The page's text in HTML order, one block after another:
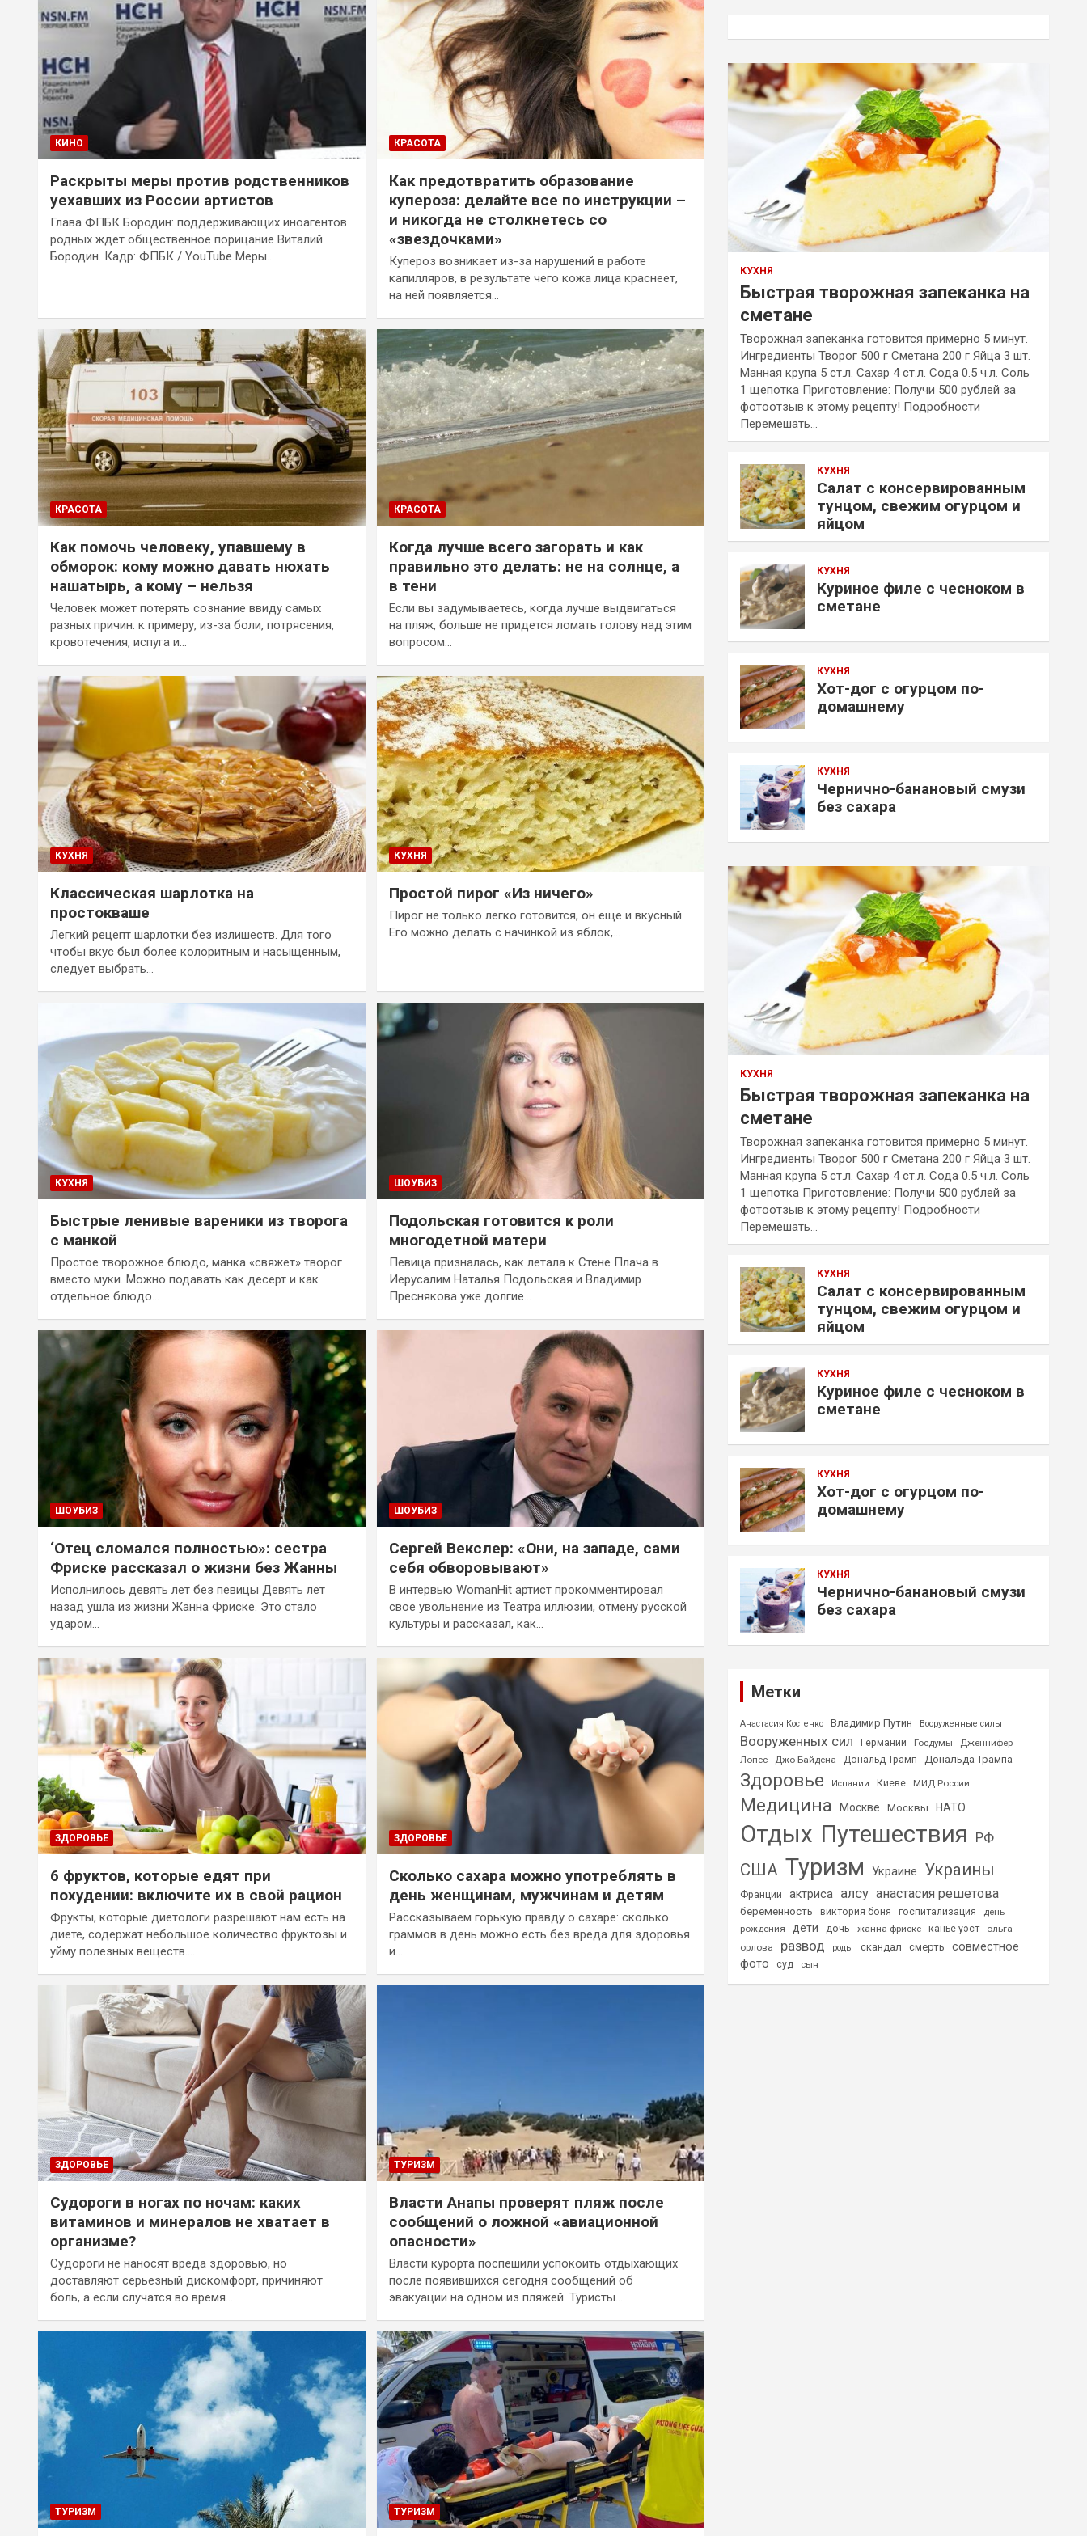
КИНО
Раскрыты меры против родственников
уехавших из России артистов
Глава ФПБК Бородин: поддерживающих иноагентов
родных ждет общественное порицание Виталий
Бородин. Кадр: ФПБК / YouTube Меры…
КРАСОТА
Как предотвратить образование
купероза: делайте все по инструкции –
и никогда не столкнетесь со
«звездочками»
Купероз возникает из-за нарушений в работе
капилляров, в результате чего кожа лица краснеет,
на ней появляется…
КРАСОТА
Как помочь человеку, упавшему в
обморок: кому можно давать нюхать
нашатырь, а кому – нельзя
Человек может потерять сознание ввиду самых
разных причин: к примеру, из-за боли, потрясения,
кровотечения, испуга и…
КРАСОТА
Когда лучше всего загорать и как
правильно это делать: не на солнце, а
в тени
Если вы задумываетесь, когда лучше выдвигаться
на пляж, больше не придется ломать голову над этим
вопросом…
КУХНЯ
Классическая шарлотка на
простокваше
Легкий рецепт шарлотки без излишеств. Для того
чтобы вкус был более колоритным и насыщенным,
следует выбрать…
КУХНЯ
Простой пирог «Из ничего»
Пирог не только легко готовится, он еще и вкусный.
Его можно делать с начинкой из яблок,…
КУХНЯ
Быстрые ленивые вареники из творога
с манкой
Простое творожное блюдо, манка «свяжет» творог
вместо муки. Можно подавать как десерт и как
отдельное блюдо…
ШОУБИЗ
Подольская готовится к роли
многодетной матери
Певица призналась, как летала к Стене Плача в
Иерусалим Наталья Подольская и Владимир
Преснякова уже долгие…
ШОУБИЗ
‘Отец сломался полностью»: сестра
Фриске рассказал о жизни без Жанны
Исполнилось девять лет без певицы Девять лет
назад ушла из жизни Жанна Фриске. Это стало
ударом…
ШОУБИЗ
Сергей Векслер: «Они, на западе, сами
себя обворовывают»
В интервью WomanHit артист прокомментировал
свое увольнение из Театра иллюзии, отмену русской
культуры и рассказал, как…
ЗДОРОВЬЕ
6 фруктов, которые едят при
похудении: включите их в свой рацион
Фрукты, которые диетологи разрешают нам есть на
диете, содержат небольшое количество фруктозы и
уйму полезных веществ.…
ЗДОРОВЬЕ
Сколько сахара можно употреблять в
день женщинам, мужчинам и детям
Рассказываем горькую правду о сахаре: сколько
граммов в день можно есть без вреда для здоровья
и…
ЗДОРОВЬЕ
Судороги в ногах по ночам: каких
витаминов и минералов не хватает в
организме?
Судороги не наносят вреда здоровью, но
доставляют серьезный дискомфорт, причиняют
боль, а если случатся во время…
ТУРИЗМ
Власти Анапы проверят пляж после
сообщений о ложной «авиационной
опасности»
Власти курорта поспешили успокоить отдыхающих
после появившихся сегодня сообщений об
эвакуации на одном из пляжей. Туристы…
ТУРИЗМ ТУРИЗМ
КУХНЯ
Быстрая творожная запеканка на
сметане
Творожная запеканка готовится примерно 5 минут.
Ингредиенты Творог 500 г Сметана 200 г Яйца 3 шт.
Манная крупа 5 ст.л. Сахар 4 ст.л. Сода 0.5 ч.л. Соль
1 щепотка Приготовление: Получи 500 рублей за
фотоотзыв к этому рецепту! Подробности
Перемешать…
КУХНЯ
Салат с консервированным
тунцом, свежим огурцом и
яйцом
КУХНЯ
Куриное филе с чесноком в
сметане
КУХНЯ
Хот-дог с огурцом по-
домашнему
КУХНЯ
Чернично-банановый смузи
без сахара
КУХНЯ
Быстрая творожная запеканка на
сметане
Творожная запеканка готовится примерно 5 минут.
Ингредиенты Творог 500 г Сметана 200 г Яйца 3 шт.
Манная крупа 5 ст.л. Сахар 4 ст.л. Сода 0.5 ч.л. Соль
1 щепотка Приготовление: Получи 500 рублей за
фотоотзыв к этому рецепту! Подробности
Перемешать…
КУХНЯ
Салат с консервированным
тунцом, свежим огурцом и
яйцом
КУХНЯ
Куриное филе с чесноком в
сметане
КУХНЯ
Хот-дог с огурцом по-
домашнему
КУХНЯ
Чернично-банановый смузи
без сахара
Метки
Анастасия Костенко Владимир Путин Вооруженные силы
Вооруженных сил Германии Госдумы
Дженнифер
Лопес
Джо Байдена Дональд Трамп Дональда Трампа
Здоровье Испании Киеве МИД России
Медицина Москве Москвы НАТО
Отдых Путешествия РФ
США Туризм Украине Украины
Франции актриса алсу анастасия решетова
беременность виктория боня госпитализация
день
рождения
дети дочь жанна фриске канье уэст
ольга
орлова
развод роды скандал смерть
совместное
фото
суд сын